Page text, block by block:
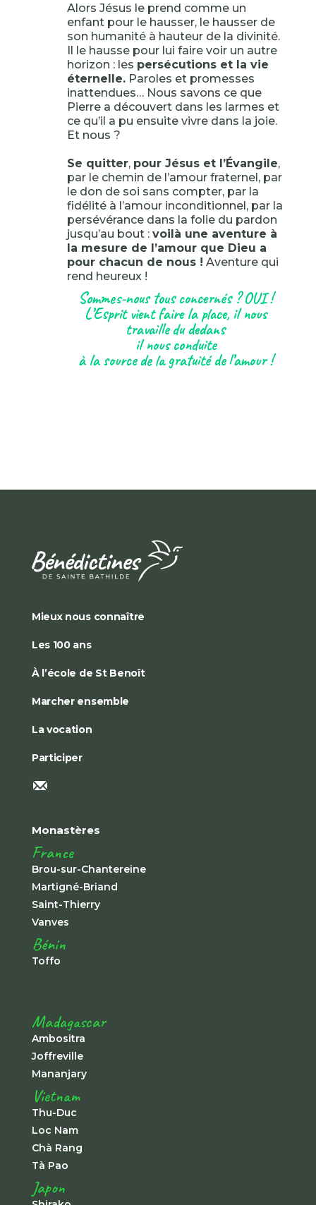
Alors Jésus le prend comme un
enfant pour le hausser, le hausser de
son humanité à hauteur de la divinité.
Il le hausse pour lui faire voir un autre
horizon : les persécutions et la vie
éternelle.Paroles et promesses
inattendues… Nous savons ce que
Pierre a découvert dans les larmes et
ce qu’il a pu ensuite vivre dans la joie.
Et nous ?
Se quitter, pour Jésus et l’Évangile,
par le chemin de l’amour fraternel, par
le don de soi sans compter, par la
fidélité à l’amour inconditionnel, par la
persévérance dans la folie du pardon
jusqu’au bout : voilà une aventure à
la mesure de l’amour que Dieu a
pour chacun de nous ! Aventure qui
rend heureux !
Sommes-nous tous concernés ? OUI !
L’Esprit vient faire la place, il nous
travaille du dedans
il nous conduite
à la source de la gratuité de l’amour !
Mieux nous connaître
Les 100 ans
À l’école de St Benoît
Marcher ensemble
La vocation
Participer
Monastères
France
Brou-sur-Chantereine
Martigné-Briand
Saint-Thierry
Vanves
Bénin
Toffo
Madagascar
Ambositra
Joffreville
Mananjary
Vietnam
Thu-Duc
Loc Nam
Chà Rang
Tà Pao
Japon